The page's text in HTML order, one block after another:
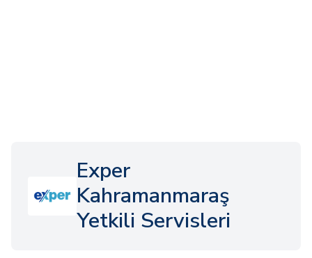
Exper
Kahramanmaraş
Yetkili Servisleri